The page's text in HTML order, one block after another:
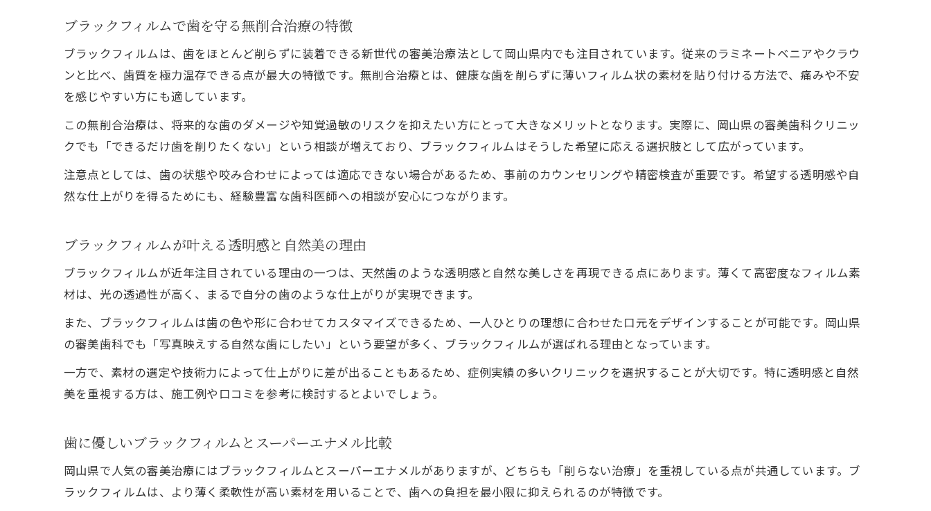
透明感重視ならブラックフィルムがおすすめな理由
ブラックフィルム施術後のケアで美しさを維持
スーパーエナメルやラミネートベニアとの違い
ブラックフィルムが作るナチュラルな口元の魅力
ブラックフィルムと韓国スマイルの自然な美しさ
人工的な白さではないブラックフィルムの透明感
ブラックフィルムとスーパーエナメルの違い解説
韓国風スマイルに近づくブラックフィルム体験談
ブラックフィルム体験者が語る自然な変化の感想
韓国スマイルが人気の理由とブラックフィルム活用法
写真映えするブラックフィルムの仕上がりとは
短期間で美しい歯を実現する方法とは
短期間で効果を感じるブラックフィルムの魅力
ブラックフィルムの費用相場と選び方のコツ
ブラックフィルムで歯を守る無削合治療の特徴
ブラックフィルムは、歯をほとんど削らずに装着できる新世代の審美治療法として岡山県内でも注目されています。従来のラミネートベニアやクラウ
ンと比べ、歯質を極力温存できる点が最大の特徴です。無削合治療とは、健康な歯を削らずに薄いフィルム状の素材を貼り付ける方法で、痛みや不安
を感じやすい方にも適しています。
この無削合治療は、将来的な歯のダメージや知覚過敏のリスクを抑えたい方にとって大きなメリットとなります。実際に、岡山県の審美歯科クリニッ
クでも「できるだけ歯を削りたくない」という相談が増えており、ブラックフィルムはそうした希望に応える選択肢として広がっています。
注意点としては、歯の状態や咬み合わせによっては適応できない場合があるため、事前のカウンセリングや精密検査が重要です。希望する透明感や自
然な仕上がりを得るためにも、経験豊富な歯科医師への相談が安心につながります。
ブラックフィルムが叶える透明感と自然美の理由
ブラックフィルムが近年注目されている理由の一つは、天然歯のような透明感と自然な美しさを再現できる点にあります。薄くて高密度なフィルム素
材は、光の透過性が高く、まるで自分の歯のような仕上がりが実現できます。
また、ブラックフィルムは歯の色や形に合わせてカスタマイズできるため、一人ひとりの理想に合わせた口元をデザインすることが可能です。岡山県
の審美歯科でも「写真映えする自然な歯にしたい」という要望が多く、ブラックフィルムが選ばれる理由となっています。
一方で、素材の選定や技術力によって仕上がりに差が出ることもあるため、症例実績の多いクリニックを選択することが大切です。特に透明感と自然
美を重視する方は、施工例や口コミを参考に検討するとよいでしょう。
歯に優しいブラックフィルムとスーパーエナメル比較
岡山県で人気の審美治療にはブラックフィルムとスーパーエナメルがありますが、どちらも「削らない治療」を重視している点が共通しています。ブ
ラックフィルムは、より薄く柔軟性が高い素材を用いることで、歯への負担を最小限に抑えられるのが特徴です。